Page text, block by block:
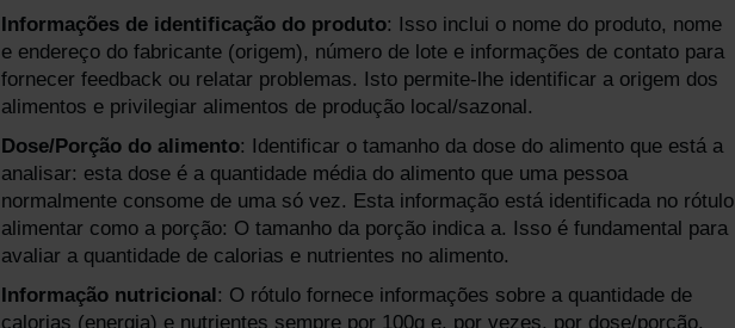
Informações de identificação do produto: Isso inclui o nome do produto, nome
e endereço do fabricante (origem), número de lote e informações de contato para
fornecer feedback ou relatar problemas. Isto permite-lhe identificar a origem dos
alimentos e privilegiar alimentos de produção local/sazonal.
Dose/Porção do alimento: Identificar o tamanho da dose do alimento que está a
analisar: esta dose é a quantidade média do alimento que uma pessoa
normalmente consome de uma só vez. Esta informação está identificada no rótulo
alimentar como a porção: O tamanho da porção indica a. Isso é fundamental para
avaliar a quantidade de calorias e nutrientes no alimento.
Informação nutricional: O rótulo fornece informações sobre a quantidade de
calorias (energia) e nutrientes sempre por 100g e, por vezes, por dose/porção.